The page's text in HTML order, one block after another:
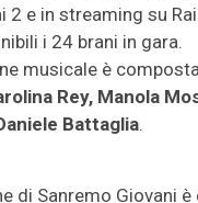
2 e in streaming su
i 24 brani in gara.
musicale è
Rey, Manola
Battaglia.
di Sanremo Giovani